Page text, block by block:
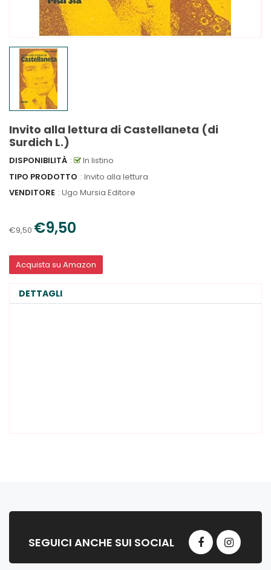
Invito alla lettura di Castellaneta (di
Surdich L.)
DISPONIBILITÀ :
In listino
TIPO PRODOTTO : Invito alla lettura
VENDITORE : Ugo Mursia Editore
€9,50 €9,50
Acquista su Amazon
DETTAGLI
SEGUICI ANCHE SUI SOCIAL